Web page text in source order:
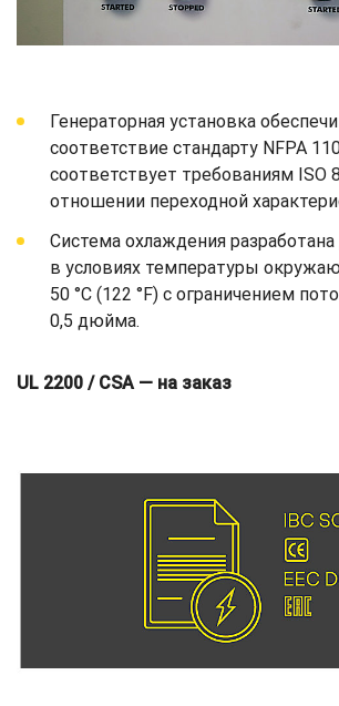
Генераторная установка
соответствие стандарту NFPA
соответствует требованиям ISO
отношении переходной
Система охлаждения
в условиях температуры
50 °C (122 °F) с ограничением
0,5 дюйма.
UL 2200 / CSA — на заказ